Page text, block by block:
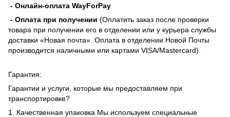
- Онлайн-оплата WayForPay
- Оплата при получении (Оплатить заказ после проверки
товара при получении его в отделении или у курьера службы
доставки «Новая почта». Оплата в отделении Новой Почты
производится наличными или картами VISA/Mastercard).
Гарантия:
Гарантии и услуги, которые мы предоставляем при
транспортировке?
1. Качественная упаковка Мы используем специальные